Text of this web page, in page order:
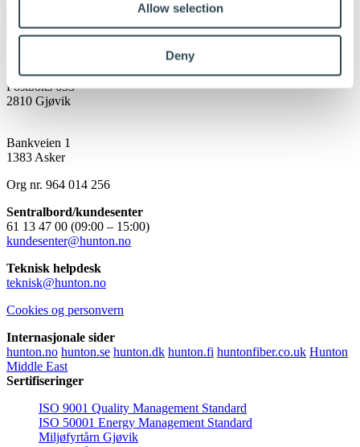
Allow selection
Deny
Niels Ødegaards gate 8
Postboks 633
2810 Gjøvik
Bankveien 1
1383 Asker
Org nr. 964 014 256
Sentralbord/kundesenter
61 13 47 00 (09:00 – 15:00)
kundesenter@hunton.no
Teknisk helpdesk
teknisk@hunton.no
Cookies og personvern
Internasjonale sider
hunton.no hunton.se hunton.dk hunton.fi huntonfiber.co.uk Hunton
Middle East
Sertifiseringer
ISO 9001 Quality Management Standard
ISO 50001 Energy Management Standard
Miljøfyrtårn Gjøvik